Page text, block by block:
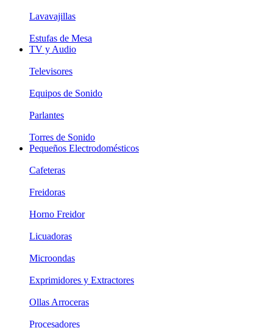
Lavavajillas
Estufas de Mesa
TV y Audio
Televisores
Equipos de Sonido
Parlantes
Torres de Sonido
Pequeños Electrodomésticos
Cafeteras
Freidoras
Horno Freidor
Licuadoras
Microondas
Exprimidores y Extractores
Ollas Arroceras
Procesadores